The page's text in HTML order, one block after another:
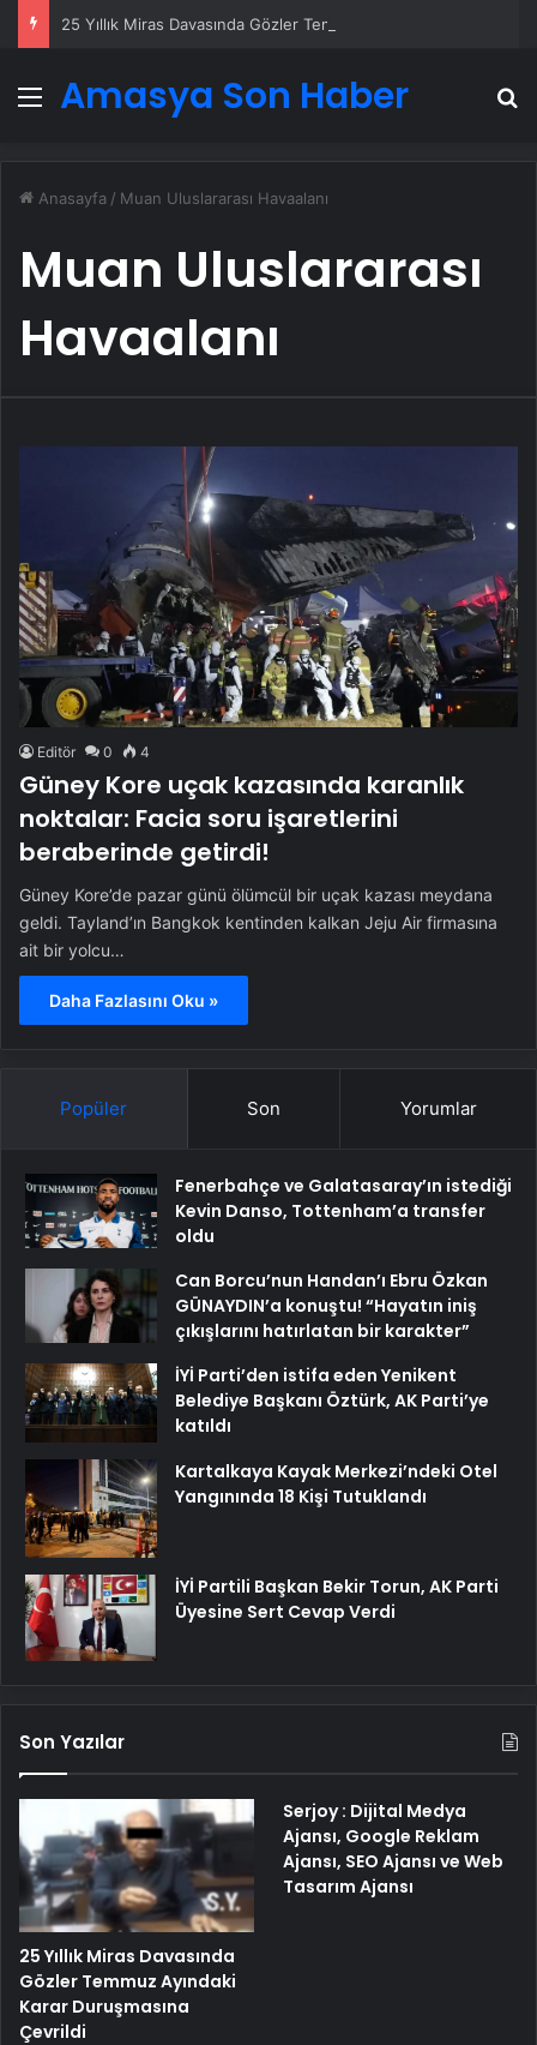
Menü
Amasya Son Haber
Anasayfa / Muan Uluslararası Havaalanı
Muan Uluslararası
Havaalanı
Editör 0 4
Güney Kore uçak kazasında karanlık
noktalar: Facia soru işaretlerini
beraberinde getirdi!
Güney Kore’de pazar günü ölümcül bir uçak kazası meydana
geldi. Tayland’ın Bangkok kentinden kalkan Jeju Air firmasına
ait bir yolcu…
Daha Fazlasını Oku »
Popüler Son Yorumlar
Fenerbahçe ve Galatasaray’ın istediği
Kevin Danso, Tottenham’a transfer
oldu
Can Borcu’nun Handan’ı Ebru Özkan
GÜNAYDIN’a konuştu! “Hayatın iniş
çıkışlarını hatırlatan bir karakter”
İYİ Parti’den istifa eden Yenikent
Belediye Başkanı Öztürk, AK Parti’ye
katıldı
Kartalkaya Kayak Merkezi’ndeki Otel
Yangınında 18 Kişi Tutuklandı
İYİ Partili Başkan Bekir Torun, AK Parti
Üyesine Sert Cevap Verdi
Son Yazılar
25 Yıllık Miras Davasında
Gözler Temmuz Ayındaki
Karar Duruşmasına
Çevrildi
Serjoy : Dijital Medya
Ajansı, Google Reklam
Ajansı, SEO Ajansı ve Web
Tasarım Ajansı